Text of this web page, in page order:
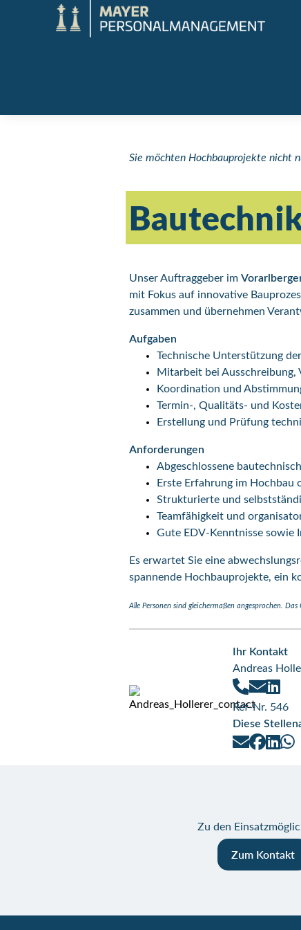
Sie möchten Hochbauprojekte nicht
Unser Auftraggeber im
mit Fokus auf innovative
zusammen und übernehmen
Aufgaben
Technische Unterstützung
Mitarbeit bei Ausschreibung,
Koordination und
Termin-, Qualitäts- und
Erstellung und Prüfung
Anforderungen
Abgeschlossene
Erste Erfahrung im Hochbau
Strukturierte und
Teamfähigkeit und
Gute EDV-Kenntnisse sowie
Es erwartet Sie eine
spannende Hochbauprojekte, ein
Alle Personen sind gleichermaßen angesprochen.
Ihr Kontakt
Andreas
Ref-Nr. 546
Diese
Zu den
Zum Kontakt